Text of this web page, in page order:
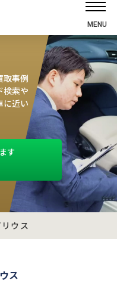
MENU
強買取マガジン
取事例
検索や
に近い
す
ウス
ス